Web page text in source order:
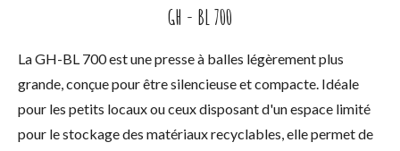
GH - BL 700
La GH-BL 700 est une presse à balles légèrement plus
grande, conçue pour être silencieuse et compacte. Idéale
pour les petits locaux ou ceux disposant d'un espace limité
pour le stockage des matériaux recyclables, elle permet de